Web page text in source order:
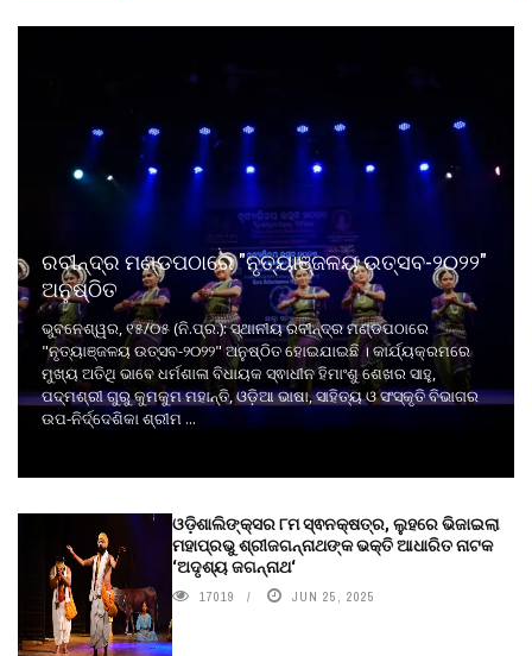
ରବୀନ୍ଦ୍ର ମଣ୍ଡପଠାରେ "ନୃତ୍ୟାଞ୍ଜଳୟ ଉତ୍ସବ-୨୦୨୨"
ଅନୁଷ୍ଠିତ
ଭୁବନେଶ୍ୱର, ୧୫/୦୫ (ନି.ପ୍ର.): ସ୍ଥାନୀୟ ରବୀନ୍ଦ୍ର ମଣ୍ଡପଠାରେ
"ନୃତ୍ୟାଞ୍ଜଳୟ ଉତ୍ସବ-୨୦୨୨" ଅନୁଷ୍ଠିତ ହୋଇଯାଇଛି । କାର୍ଯ୍ୟକ୍ରମରେ
ମୁଖ୍ୟ ଅତିଥି ଭାବେ ଧର୍ମଶାଳା ବିଧାୟକ ସ୍ଵାଧୀନ ହିମାଂଶୁ ଶେଖର ସାହୁ,
ପଦ୍ମଶ୍ରୀ ଗୁରୁ କୁମକୁମ ମହାନ୍ତି, ଓଡ଼ିଆ ଭାଷା, ସାହିତ୍ୟ ଓ ସଂସ୍କୃତି ବିଭାଗର
ଉପ-ନିର୍ଦ୍ଦେଶିକା ଶ୍ରୀମ ...
ଓଡ଼ିଶାଲିଙ୍କ୍ସର ୮ମ ସ୍ଵନକ୍ଷତ୍ର, ଲୁହରେ ଭିଜାଇଲା
ମହାପ୍ରଭୁ ଶ୍ରୀଜଗନ୍ନାଥଙ୍କ ଭକ୍ତି ଆଧାରିତ ନାଟକ
‘ଅଦୃଶ୍ୟ ଜଗନ୍ନାଥ‘
17019 JUN 25, 2025